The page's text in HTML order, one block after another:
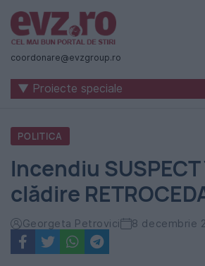
Știri
naționale
internaționale
România
Evenimentul
Zilei
coordonare@evzgroup.ro
▼ Proiecte speciale
POLITICA
Incendiu
clădire
Georgeta Petrovici 8 decembrie